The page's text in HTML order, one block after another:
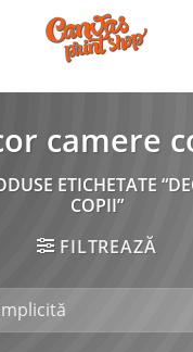
CANVAS
PRINT SHOP
camere
ETICHETATE
COPII”
FILTREAZĂ